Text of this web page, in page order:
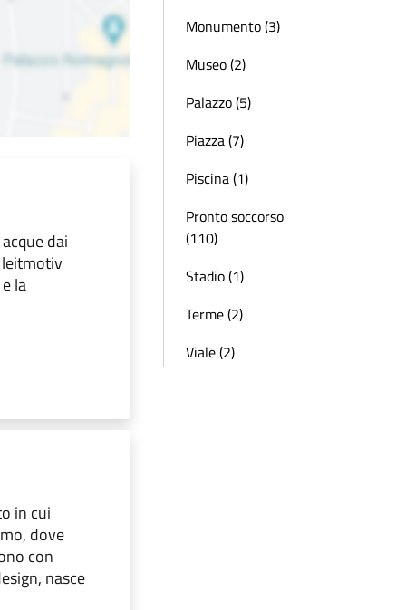
dai
la
in cui
dove
con
nasce
Monumento (3)
Museo (2)
Palazzo (5)
Piazza (7)
Piscina (1)
Pronto soccorso
(110)
Stadio (1)
Terme (2)
Viale (2)